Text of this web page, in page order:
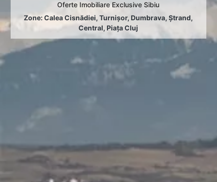
Oferte Imobiliare Exclusive Sibiu
Zone:Calea Cisnădiei,Turnișor, Dumbrava,Ștrand,
Central, Piața Cluj